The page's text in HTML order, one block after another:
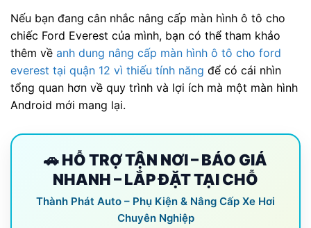
Nếu bạn đang cân nhắc nâng cấp màn hình ô tô cho
chiếc Ford Everest của mình, bạn có thể tham khảo
thêm về anh dung nâng cấp màn hình ô tô cho ford
everest tại quận 12 vì thiếu tính năng để có cái nhìn
tổng quan hơn về quy trình và lợi ích mà một màn hình
Android mới mang lại.
🚗 HỖ TRỢ TẬN NƠI – BÁO GIÁ
NHANH – LẮP ĐẶT TẠI CHỖ
Thành Phát Auto – Phụ Kiện & Nâng Cấp Xe Hơi
Chuyên Nghiệp